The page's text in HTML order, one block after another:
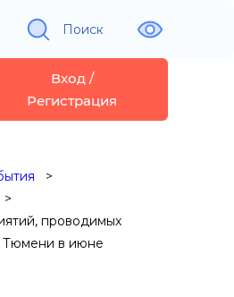
Поиск
Вход /
Регистрация
проводимых
Тюмени в июне